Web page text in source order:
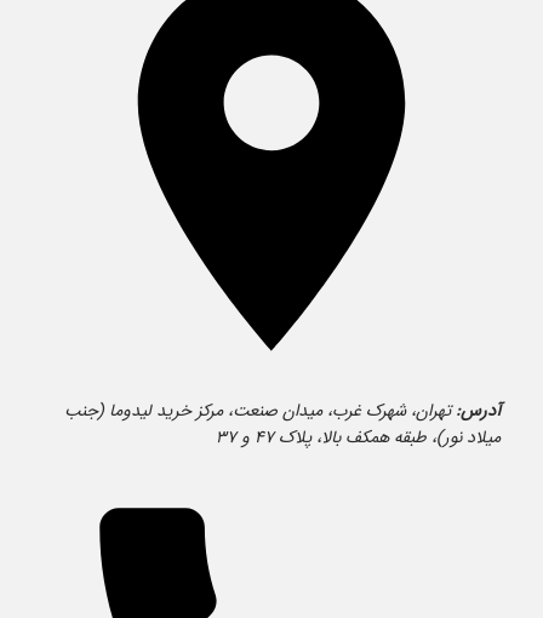
آدرس:تهران، شهرک غرب، میدان صنعت، مرکز خرید لیدوما (جنب
میلاد نور)، طبقه همکف بالا، پلاک ۴۷ و ۳۷